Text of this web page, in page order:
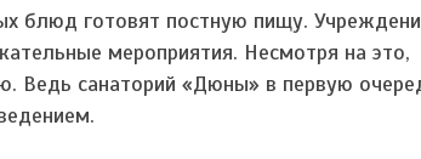
блюд готовят постную пищу.
мероприятия. Несмотря на это,
Ведь санаторий «Дюны» в первую